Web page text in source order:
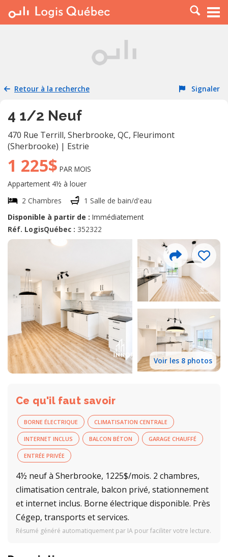
À LOUER
PLACER UNE ANNONCE
RESSOURCES
Retour à la recherche Signaler
4 1/2 Neuf
470 Rue Terrill, Sherbrooke, QC, Fleurimont
(Sherbrooke) | Estrie
1 225$ PAR MOIS
Appartement 4½ à louer
2 Chambres
1 Salle de bain/d'eau
Disponible à partir de : Immédiatement
Réf. LogisQuébec : 352322
Voir les 8 photos
Ce qu'il faut savoir
BORNE ÉLECTRIQUE CLIMATISATION CENTRALE
INTERNET INCLUS BALCON BÉTON GARAGE CHAUFFÉ
ENTRÉE PRIVÉE
4½ neuf à Sherbrooke, 1225$/mois. 2 chambres,
climatisation centrale, balcon privé, stationnement
et internet inclus. Borne électrique disponible. Près
Cégep, transports et services.
Résumé généré automatiquement par IA pour faciliter votre lecture.